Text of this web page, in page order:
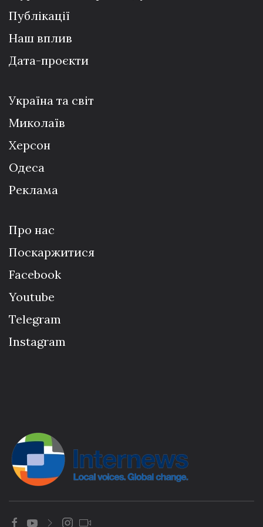
Публікації
Наш вплив
Дата-проєкти
Україна та світ
Миколаїв
Херсон
Одеса
Реклама
Про нас
Поскаржитися
Facebook
Youtube
Telegram
Instagram